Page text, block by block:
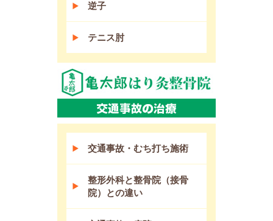
逆子
テニス肘
交通事故・むち打ち施術
整形外科と整骨院（接骨
院）との違い